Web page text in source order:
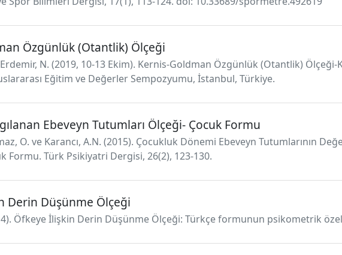
Özgünlük (Otantlik) Ölçeği
Erdemir, N. (2019, 10-13 Ekim). Kernis-Goldman Özgünlük (Otantlik)
Eğitim ve Değerler Sempozyumu, İstanbul, Türkiye.
Ebeveyn Tutumları Ölçeği- Çocuk Formu
O. ve Karancı, A.N. (2015). Çocukluk Dönemi Ebeveyn Tutumlarının
Formu. Türk Psikiyatri Dergisi, 26(2), 123-130.
Derin Düşünme Ölçeği
Öfkeye İlişkin Derin Düşünme Ölçeği: Türkçe formunun psikometrik